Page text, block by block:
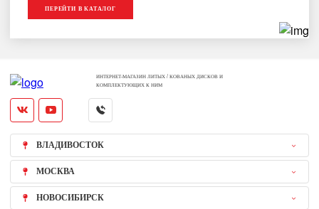
ПЕРЕЙТИ В КАТАЛОГ
ИНТЕРНЕТ-МАГАЗИН ЛИТЫХ / КОВАНЫХ ДИСКОВ И
КОМПЛЕКТУЮЩИХ К НИМ
ВЛАДИВОСТОК
МОСКВА
НОВОСИБИРСК